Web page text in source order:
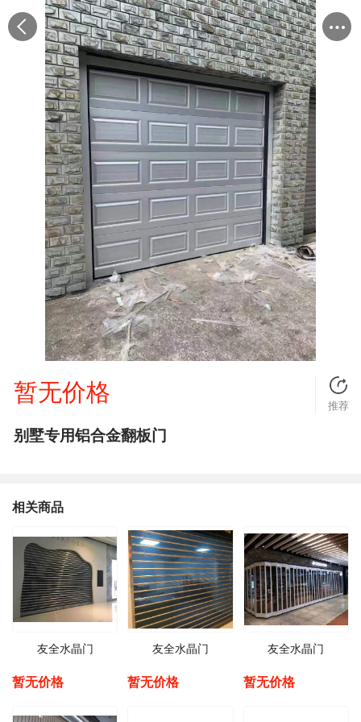
暂无价格
推荐
别墅专用铝合金翻板门
相关商品
友全水晶门
暂无价格
友全水晶门
暂无价格
友全水晶门
暂无价格